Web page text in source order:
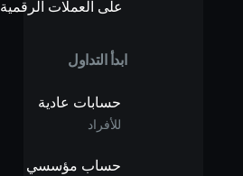
على العملات الرقمية
ابدأ التداول
حسابات عادية
للأفراد
حساب مؤسسي